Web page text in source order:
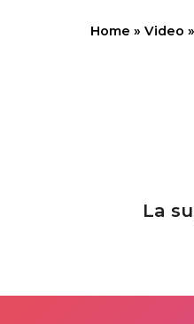
Home » Video »
La